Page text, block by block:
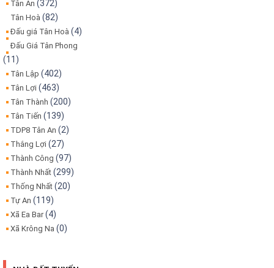
Tân An (372)
Tân Hoà (82)
Đấu giá Tân Hoà (4)
Đấu Giá Tân Phong
(11)
Tân Lập (402)
Tân Lợi (463)
Tân Thành (200)
Tân Tiến (139)
TDP8 Tân An (2)
Thắng Lợi (27)
Thành Công (97)
Thành Nhất (299)
Thống Nhất (20)
Tự An (119)
Xã Ea Bar(4)
Xã Krông Na (0)